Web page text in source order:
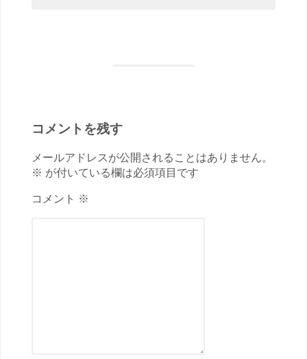
コメントを残す
メールアドレスが公開されることはありません。
※ が付いている欄は必須項目です
コメント ※